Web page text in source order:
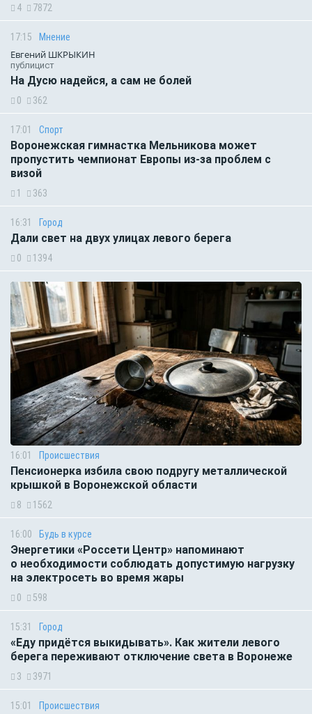
4 7872
17:15 Мнение
Евгений ШКРЫКИН
публицист
На Дусю надейся, а сам не болей
0 362
17:01 Спорт
Воронежская гимнастка Мельникова может
пропустить чемпионат Европы из-за проблем с
визой
1 363
16:31 Город
Дали свет на двух улицах левого берега
0 1394
16:01 Происшествия
Пенсионерка избила свою подругу металлической
крышкой в Воронежской области
8 1562
16:00 Будь в курсе
Энергетики «Россети Центр» напоминают
о необходимости соблюдать допустимую нагрузку
на электросеть во время жары
0 598
15:31 Город
«Еду придётся выкидывать». Как жители левого
берега переживают отключение света в Воронеже
3 3971
15:01 Происшествия